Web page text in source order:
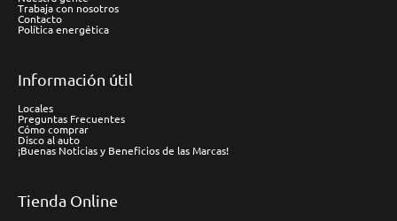
Trabaja con nosotros
Contacto
Política energética
Información útil
Locales
Preguntas Frecuentes
Cómo comprar
Disco al auto
¡Buenas Noticias y Beneficios de las Marcas!
Tienda Online